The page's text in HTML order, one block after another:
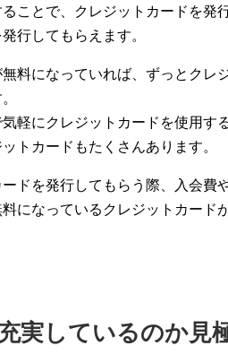
ことで、クレジットカードを発
行してもらえます。
料になっていれば、ずっとクレ
軽にクレジットカードを使用す
トカードもたくさんあります。
ドを発行してもらう際、入会費
になっているクレジットカード
実しているのか見